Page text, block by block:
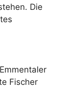
Die
Fischer